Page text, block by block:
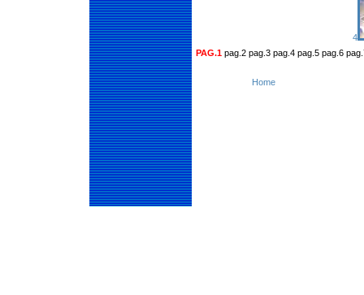
4
PAG.1 pag.2 pag.3 pag.4 pag.5 pag.6
Home